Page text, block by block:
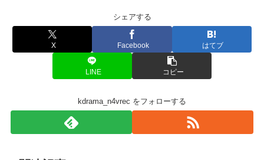
シェアする
X Facebook はてブ
LINE コピー
kdrama_n4vrec をフォローする